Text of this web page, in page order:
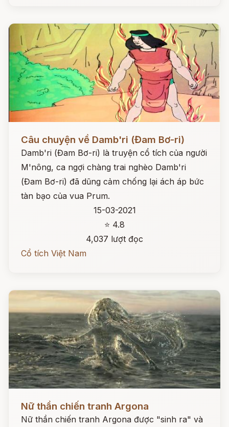
Câu chuyện về Damb'ri (Đam Bơ-ri)
Damb'ri (Đam Bơ-ri) là truyện cổ tích của người
M'nông, ca ngợi chàng trai nghèo Damb'ri
(Đam Bơ-ri) đã dũng cảm chống lại ách áp bức
tàn bạo của vua Prum.
15-03-2021
⭐ 4.8
4,037 lượt đọc
Cổ tích Việt Nam
Nữ thần chiến tranh Argona
Nữ thần chiến tranh Argona được "sinh ra" và